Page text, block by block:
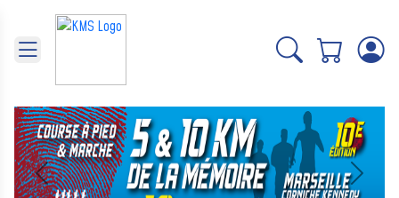
Précédent Suivant
Panneau de gestion des cookies